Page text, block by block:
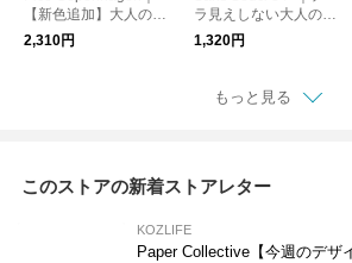
【新色追加】大人の余
裕バングルAsha
2,310円
ラ見えしない大人のコ
ットンタンクトップ
1,320円
もっと見る
このストアの新着ストアレター
KOZLIFE
Paper Collective【今週のデザ